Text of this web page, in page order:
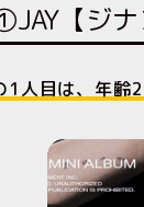
【ジナ
1人目は、年齢